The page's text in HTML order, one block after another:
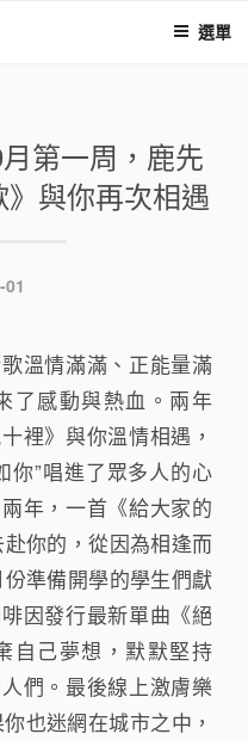
選單
第一周，鹿先
與你再次相遇
溫情滿滿、正能量滿
了感動與熱血。兩年
裡》與你溫情相遇，
你”唱進了眾多人的心
年，一首《給大家的
你的，從因為相逢而
準備開學的學生們獻
因發行最新單曲《絕
自己夢想，默默堅持
們。最後線上激膚樂
也迷網在城市之中，